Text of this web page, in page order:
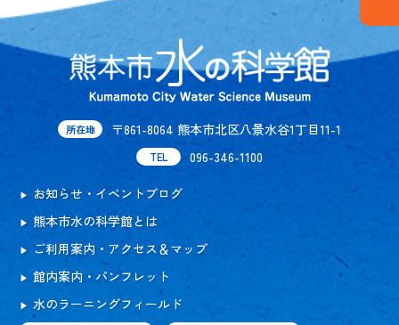
所在地 〒861-8064 熊本市北区八景水谷1丁目11-1
TEL 096-346-1100
お知らせ・イベントブログ
熊本市水の科学館とは
ご利用案内・アクセス＆マップ
館内案内・パンフレット
水のラーニングフィールド